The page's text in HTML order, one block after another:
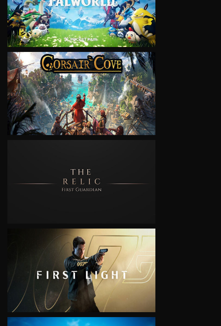
VIEW
VIEW
VIEW
VIEW